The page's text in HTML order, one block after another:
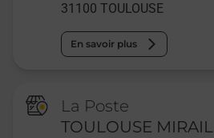
31100 TOULOUSE
En savoir plus
La Poste
TOULOUSE MIRAIL